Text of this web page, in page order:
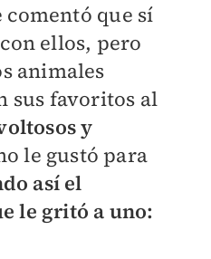
que sí
ellos, pero
animales
sus favoritos al
y
le gustó para
así el
le gritó a uno: